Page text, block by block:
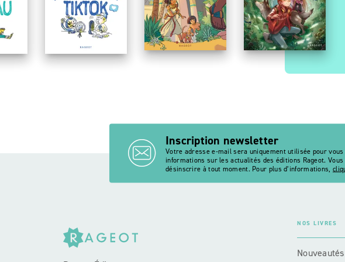
portable15 jours sans réseau1 mois avec (ou sans)
TikTok
Enquêtes à la
Pharaon -
Inscription newsletter
Votre adresse e-mail sera uniquement utilisée pour vous
informations sur les actualités des éditions Rageot. Vous
désinscrire à tout moment. Pour plus d’informations,
NOS LIVRES
Nouveautés